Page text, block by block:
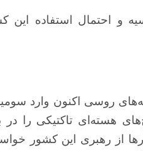
و احتمال استفاده این
روسی اکنون وارد
هسته‌ای تاکتیکی را در
از رهبری این کشور